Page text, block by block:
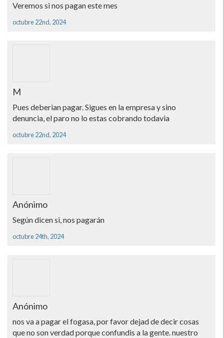
Veremos si nos pagan este mes
octubre 22nd, 2024
M
Pues deberian pagar. Sigues en la empresa y sino
denuncia, el paro no lo estas cobrando todavia
octubre 22nd, 2024
Anónimo
Según dicen si, nos pagarán
octubre 24th, 2024
Anónimo
nos va a pagar el fogasa, por favor dejad de decir cosas
que no son verdad porque confundis a la gente. nuestro